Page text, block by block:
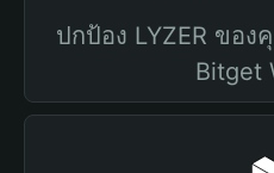
ปกป้อง LYZER ขอ
Bitget